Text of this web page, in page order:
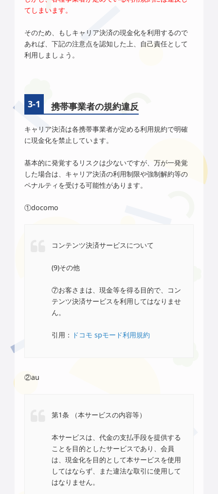
てしまいます。
そのため、もしキャリア決済の現金化を利用するので
あれば、下記の注意点を認知した上、自己責任として
利用しましょう。
携帯事業者の規約違反
キャリア決済は各携帯事業者が定める利用規約で明確
に現金化を禁止しています。
基本的に発覚するリスクは少ないですが、万が一発覚
した場合は、キャリア決済の利用制限や強制解約等の
ペナルティを受ける可能性があります。
①docomo
コンテンツ決済サービスについて
(9)その他
⑦お客さまは、現金等を得る目的で、コン
テンツ決済サービスを利用してはなりませ
ん。
引用： ドコモ spモード利用規約
②au
第1条 （本サービスの内容等）
本サービスは、代金の支払手段を提供する
ことを目的としたサービスであり、会員
は、現金化を目的として本サービスを使用
してはならず、また違法な取引に使用して
はなりません。